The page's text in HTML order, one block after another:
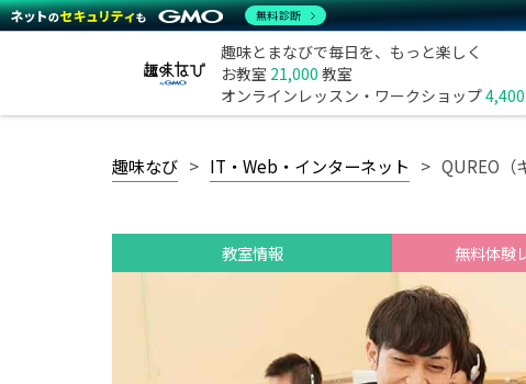
趣味とまなびで毎日を、もっと楽しく
お教室 21,000 教室
オンラインレッスン・ワークショップ4,400
趣味なび IT・Web・インターネット QUREO（
教室情報 無料体験
無料診断